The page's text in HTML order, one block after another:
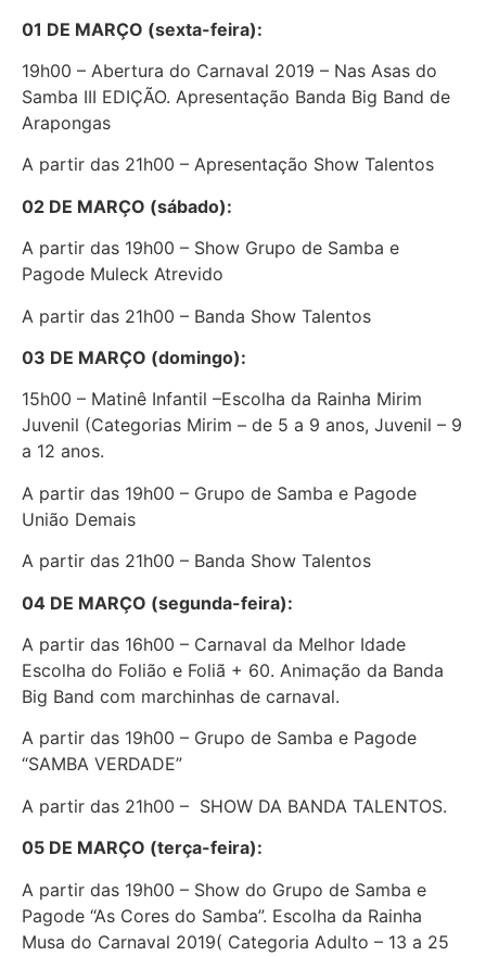
01 DE MARÇO (sexta-feira):
19h00 – Abertura do Carnaval 2019 – Nas Asas do
Samba III EDIÇÃO. Apresentação Banda Big Band de
Arapongas
A partir das 21h00 – Apresentação Show Talentos
02 DE MARÇO (sábado):
A partir das 19h00 – Show Grupo de Samba e
Pagode Muleck Atrevido
A partir das 21h00 – Banda Show Talentos
03 DE MARÇO (domingo):
15h00 – Matinê Infantil –Escolha da Rainha Mirim
Juvenil (Categorias Mirim – de 5 a 9 anos, Juvenil – 9
a 12 anos.
A partir das 19h00 – Grupo de Samba e Pagode
União Demais
A partir das 21h00 – Banda Show Talentos
04 DE MARÇO (segunda-feira):
A partir das 16h00 – Carnaval da Melhor Idade
Escolha do Folião e Foliã + 60. Animação da Banda
Big Band com marchinhas de carnaval.
A partir das 19h00 – Grupo de Samba e Pagode
“SAMBA VERDADE”
A partir das 21h00 – SHOW DA BANDA TALENTOS.
05 DE MARÇO (terça-feira):
A partir das 19h00 – Show do Grupo de Samba e
Pagode “As Cores do Samba”. Escolha da Rainha
Musa do Carnaval 2019( Categoria Adulto – 13 a 25